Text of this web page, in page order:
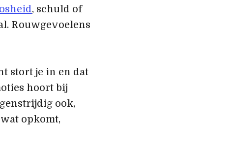
, schuld of
Rouwgevoelens
stort je in en dat
hoort bij
ook,
opkomt,